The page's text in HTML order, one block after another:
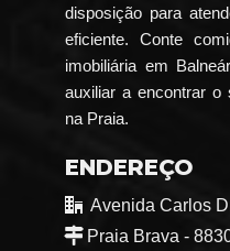
disposição para
eficiente. Conte
imobiliária em
auxiliar a encontrar o
na Praia.
ENDEREÇO
Avenida Carlos
Praia Brava -